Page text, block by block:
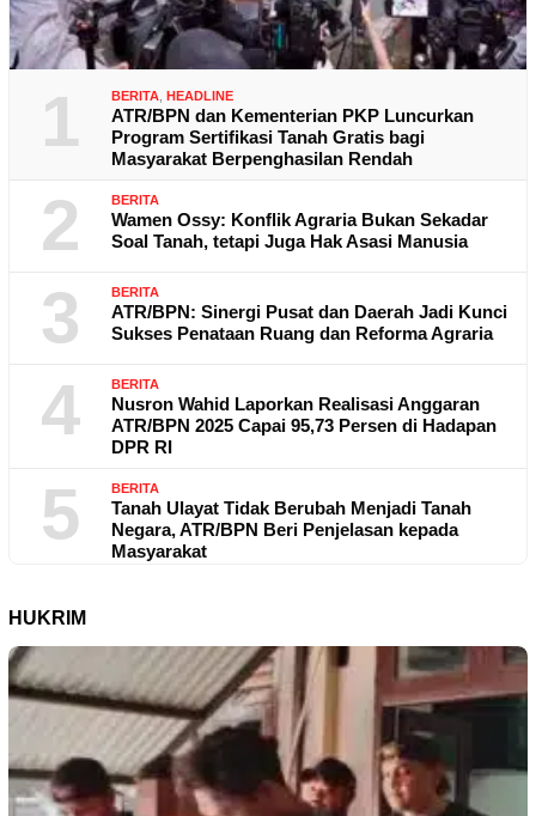
1 BERITA, HEADLINE
ATR/BPN dan Kementerian PKP Luncurkan
Program Sertifikasi Tanah Gratis bagi
Masyarakat Berpenghasilan Rendah
2 BERITA
Wamen Ossy: Konflik Agraria Bukan Sekadar
Soal Tanah, tetapi Juga Hak Asasi Manusia
3 BERITA
ATR/BPN: Sinergi Pusat dan Daerah Jadi Kunci
Sukses Penataan Ruang dan Reforma Agraria
4 BERITA
Nusron Wahid Laporkan Realisasi Anggaran
ATR/BPN 2025 Capai 95,73 Persen di Hadapan
DPR RI
5 BERITA
Tanah Ulayat Tidak Berubah Menjadi Tanah
Negara, ATR/BPN Beri Penjelasan kepada
Masyarakat
HUKRIM